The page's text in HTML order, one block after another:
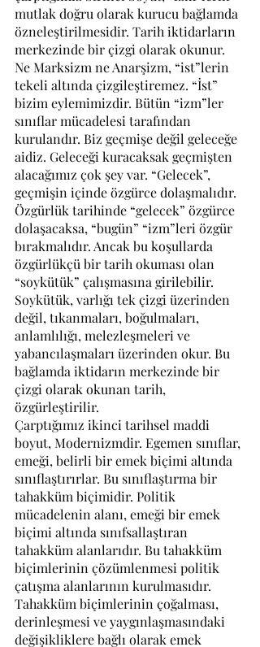
mutlak doğru olarak kurucu bağlamda
özneleştirilmesidir. Tarih iktidarların
merkezinde bir çizgi olarak okunur.
Ne Marksizm ne Anarşizm, “ist”lerin
tekeli altında çizgileştiremez. “İst”
bizim eylemimizdir. Bütün “izm”ler
sınıflar mücadelesi tarafından
kurulandır. Biz geçmişe değil geleceğe
aidiz. Geleceği kuracaksak geçmişten
alacağımız çok şey var. “Gelecek”,
geçmişin içinde özgürce dolaşmalıdır.
Özgürlük tarihinde “gelecek” özgürce
dolaşacaksa, “bugün” “izm”leri özgür
bırakmalıdır. Ancak bu koşullarda
özgürlükçü bir tarih okuması olan
“soykütük” çalışmasına girilebilir.
Soykütük, varlığı tek çizgi üzerinden
değil, tıkanmaları, boğulmaları,
anlamlılığı, melezleşmeleri ve
yabancılaşmaları üzerinden okur. Bu
bağlamda iktidarın merkezinde bir
çizgi olarak okunan tarih,
özgürleştirilir.
Çarptığımız ikinci tarihsel maddi
boyut, Modernizmdir. Egemen sınıflar,
emeği, belirli bir emek biçimi altında
sınıflaştırırlar. Bu sınıflaştırma bir
tahakküm biçimidir. Politik
mücadelenin alanı, emeği bir emek
biçimi altında sınıfsallaştıran
tahakküm alanlarıdır. Bu tahakküm
biçimlerinin çözümlenmesi politik
çatışma alanlarının kurulmasıdır.
Tahakküm biçimlerinin çoğalması,
derinleşmesi ve yaygınlaşmasındaki
değişikliklere bağlı olarak emek